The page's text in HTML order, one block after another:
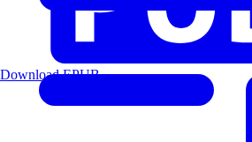
Download EPUB